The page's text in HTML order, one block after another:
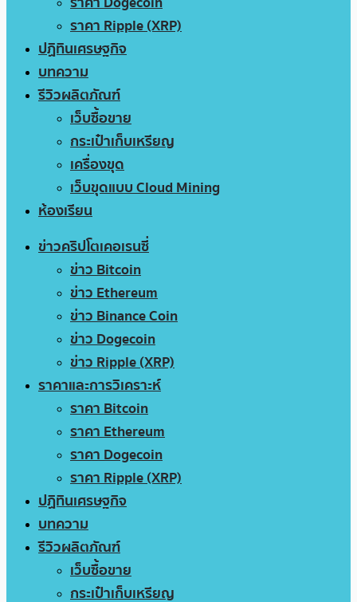
ราคา Ripple (XRP)
ปฏิทินเศรษฐกิจ
บทความ
รีวิวผลิตภัณฑ์
เว็บซื้อขาย
กระเป๋าเก็บเหรียญ
เครื่องขุด
เว็บขุดแบบ Cloud Mining
ห้องเรียน
ข่าวคริปโตเคอเรนซี่
ข่าว Bitcoin
ข่าว Ethereum
ข่าว Binance Coin
ข่าว Dogecoin
ข่าว Ripple (XRP)
ราคาและการวิเคราะห์
ราคา Bitcoin
ราคา Ethereum
ราคา Dogecoin
ราคา Ripple (XRP)
ปฏิทินเศรษฐกิจ
บทความ
รีวิวผลิตภัณฑ์
เว็บซื้อขาย
กระเป๋าเก็บเหรียญ